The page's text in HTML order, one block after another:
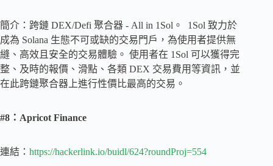
簡介：跨鏈 DEX/Defi 聚合器 - All in 1Sol。 1Sol 致力於
成為 Solana 生態不可或缺的交易門戶，為使用者提供無
縫、高效且安全的交易體驗。 使用者在 1Sol 可以獲得完
整、及時的報價、滑點、各類 DEX 交易費用等資訊，並
在此跨鏈聚合器上進行性價比最高的交易。
#8：Apricot Finance
連結： https://hackerlink.io/buidl/624?roundProj=554